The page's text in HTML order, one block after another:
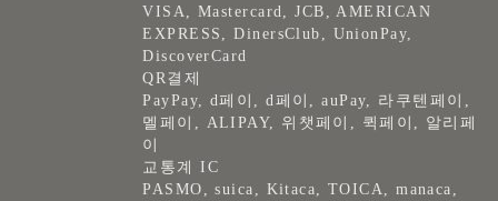
VISA, Mastercard, JCB, AMERICAN
EXPRESS, DinersClub, UnionPay,
DiscoverCard
QR결제
PayPay, d페이, d페이, auPay, 라쿠텐페이,
멜페이, ALIPAY, 위챗페이, 퀵페이, 알리페
이
교통계 IC
PASMO, suica, Kitaca, TOICA, manaca,